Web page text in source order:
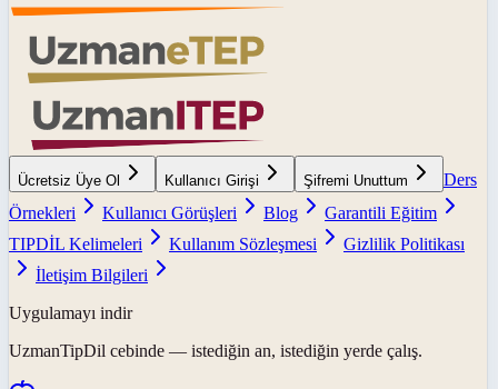
Ücretsiz Üye Ol Kullanıcı Girişi Şifremi Unuttum
Ders
Örnekleri
Kullanıcı Görüşleri Blog
Garantili Eğitim
TIPDİL Kelimeleri
Kullanım Sözleşmesi
Gizlilik Politikası
İletişim Bilgileri
Uygulamayı indir
UzmanTipDil cebinde — istediğin an, istediğin yerde çalış.